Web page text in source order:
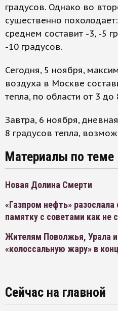
градусов. Однако во
существенно
среднем составит -3, -5
-10 градусов.
Сегодня, 5 ноября,
воздуха в Москве
тепла, по области от 3
Завтра, 6 ноября,
8 градусов тепла,
Материалы по теме
Новая Долина Смерти
«Газпром нефть»
памятку с советами как не
Жителям Поволжья, Урала
«колоссальную жару» в
Сейчас на главной